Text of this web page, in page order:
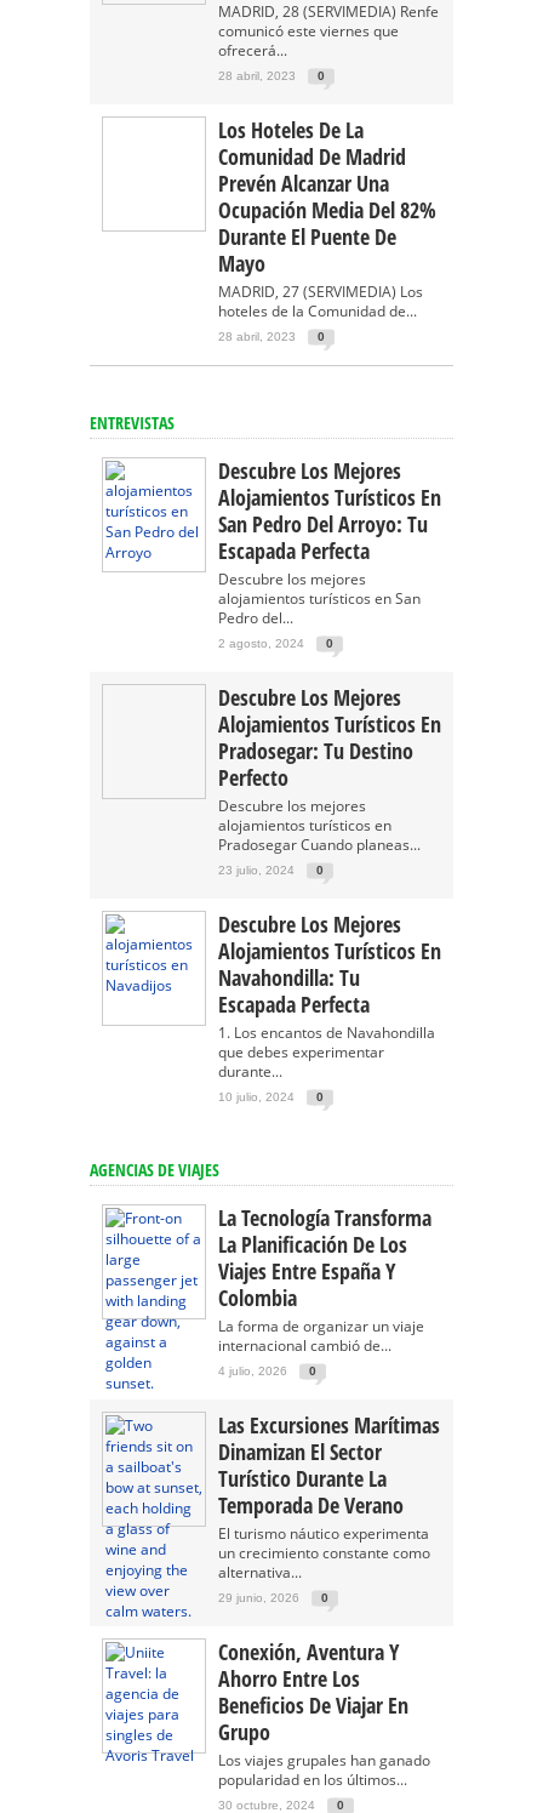
MADRID, 28 (SERVIMEDIA) Renfe
comunicó este viernes que
ofrecerá...
28 abril, 2023 0
Los Hoteles De La
Comunidad De Madrid
Prevén Alcanzar Una
Ocupación Media Del 82%
Durante El Puente De
Mayo
MADRID, 27 (SERVIMEDIA) Los
hoteles de la Comunidad de...
28 abril, 2023 0
ENTREVISTAS
Descubre Los Mejores
Alojamientos Turísticos En
San Pedro Del Arroyo: Tu
Escapada Perfecta
Descubre los mejores
alojamientos turísticos en San
Pedro del...
2 agosto, 2024 0
Descubre Los Mejores
Alojamientos Turísticos En
Pradosegar: Tu Destino
Perfecto
Descubre los mejores
alojamientos turísticos en
Pradosegar Cuando planeas...
23 julio, 2024 0
Descubre Los Mejores
Alojamientos Turísticos En
Navahondilla: Tu
Escapada Perfecta
1. Los encantos de Navahondilla
que debes experimentar
durante...
10 julio, 2024 0
AGENCIAS DE VIAJES
La Tecnología Transforma
La Planificación De Los
Viajes Entre España Y
Colombia
La forma de organizar un viaje
internacional cambió de...
4 julio, 2026 0
Las Excursiones Marítimas
Dinamizan El Sector
Turístico Durante La
Temporada De Verano
El turismo náutico experimenta
un crecimiento constante como
alternativa...
29 junio, 2026 0
Conexión, Aventura Y
Ahorro Entre Los
Beneficios De Viajar En
Grupo
Los viajes grupales han ganado
popularidad en los últimos...
30 octubre, 2024 0